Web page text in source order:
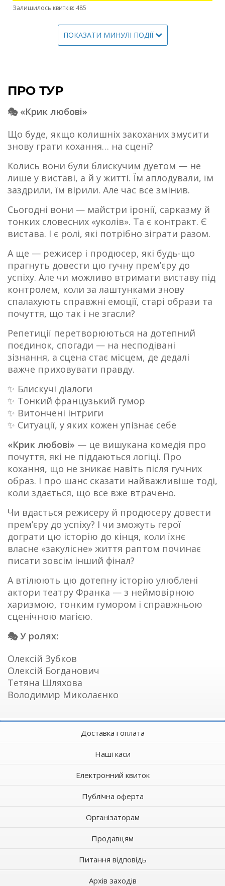
Залишилось квитків: 485
ПОКАЗАТИ МИНУЛІ ПОДІЇ
ПРО ТУР
🎭 «Крик любові»
Що буде, якщо колишніх закоханих змусити
знову грати кохання… на сцені?
Колись вони були блискучим дуетом — не
лише у виставі, а й у житті. Їм аплодували, їм
заздрили, їм вірили. Але час все змінив.
Сьогодні вони — майстри іронії, сарказму й
тонких словесних «уколів». Та є контракт. Є
вистава. І є ролі, які потрібно зіграти разом.
А ще — режисер і продюсер, які будь-що
прагнуть довести цю гучну прем’єру до
успіху. Але чи можливо втримати виставу під
контролем, коли за лаштунками знову
спалахують справжні емоції, старі образи та
почуття, що так і не згасли?
Репетиції перетворюються на дотепний
поєдинок, спогади — на несподівані
зізнання, а сцена стає місцем, де дедалі
важче приховувати правду.
✨ Блискучі діалоги
✨ Тонкий французький гумор
✨ Витончені інтриги
✨ Ситуації, у яких кожен упізнає себе
«Крик любові» — це вишукана комедія про
почуття, які не піддаються логіці. Про
кохання, що не зникає навіть після гучних
образ. І про шанс сказати найважливіше тоді,
коли здається, що все вже втрачено.
Чи вдасться режисеру й продюсеру довести
прем’єру до успіху? І чи зможуть герої
дограти цю історію до кінця, коли їхнє
власне «закулісне» життя раптом починає
писати зовсім інший фінал?
А втілюють цю дотепну історію улюблені
актори театру Франка — з неймовірною
харизмою, тонким гумором і справжньою
сценічною магією.
🎭 У ролях:
Олексій Зубков
Олексій Богданович
Тетяна Шляхова
Володимир Миколаєнко
Доставка і оплата
Наші каси
Електронний квиток
Публічна оферта
Організаторам
Продавцям
Питання відповідь
Архів заходів